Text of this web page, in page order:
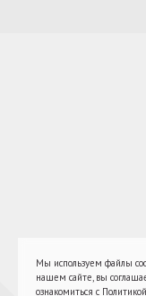
Мы используем файлы
нашем сайте, вы
ознакомиться с